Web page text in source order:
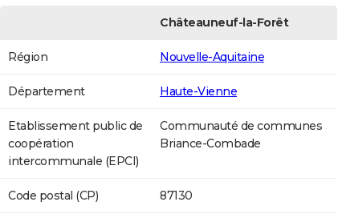
Châteauneuf-la-Forêt
Région Nouvelle-Aquitaine
Département Haute-Vienne
Etablissement public de
coopération
intercommunale (EPCI)
Communauté de communes
Briance-Combade
Code postal (CP) 87130